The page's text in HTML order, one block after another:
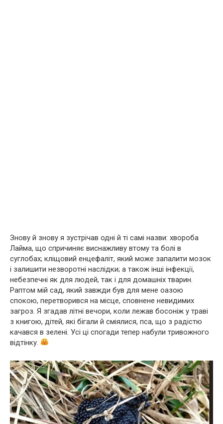
Знову й знову я зустрічав одні й ті самі назви: хвороба
Лайма, що спричиняє виснажливу втому та болі в
суглобах; кліщовий енцефаліт, який може запалити мозок
і залишити незворотні наслідки; а також інші інфекції,
небезпечні як для людей, так і для домашніх тварин.
Раптом мій сад, який завжди був для мене оазою
спокою, перетворився на місце, сповнене невидимих
загроз. Я згадав літні вечори, коли лежав босоніж у траві
з книгою, дітей, які бігали й сміялися, пса, що з радістю
качався в зелені. Усі ці спогади тепер набули тривожного
відтінку.